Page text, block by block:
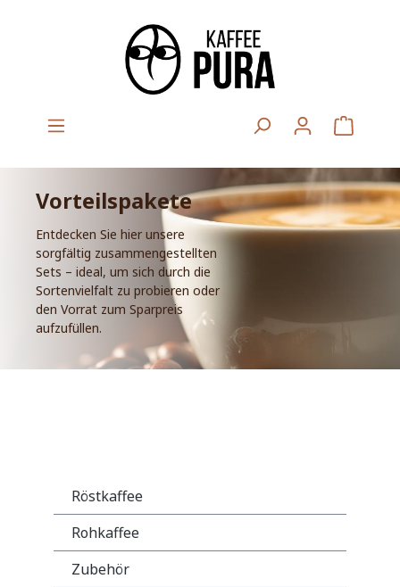
Vorteilspakete
Entdecken Sie hier unsere
sorgfältig zusammengestellten
Sets – ideal, um sich durch die
Sortenvielfalt zu probieren oder
den Vorrat zum Sparpreis
aufzufüllen.
Röstkaffee
Rohkaffee
Zubehör